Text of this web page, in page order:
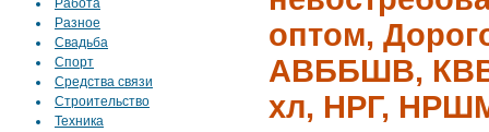
Работа
Разное
Свадьба
Спорт
Средства связи
Строительство
Техника
оптом,
АВББШВ,
хл, НРГ,